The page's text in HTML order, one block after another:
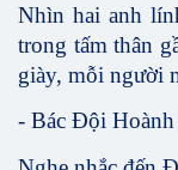
Nhìn hai anh
trong tấm thân
giày, mỗi người
- Bác Đội